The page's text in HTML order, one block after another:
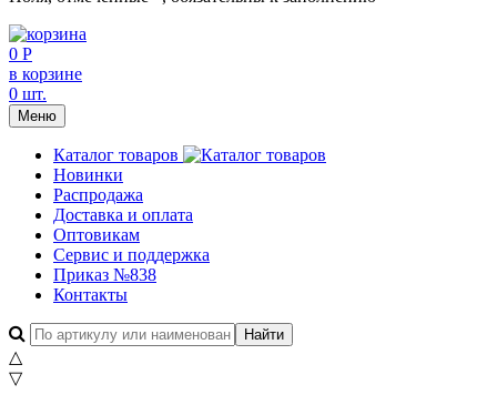
0 Р
в корзине
0 шт.
Меню
Каталог товаров
Новинки
Распродажа
Доставка и оплата
Оптовикам
Сервис и поддержка
Приказ №838
Контакты
△
▽